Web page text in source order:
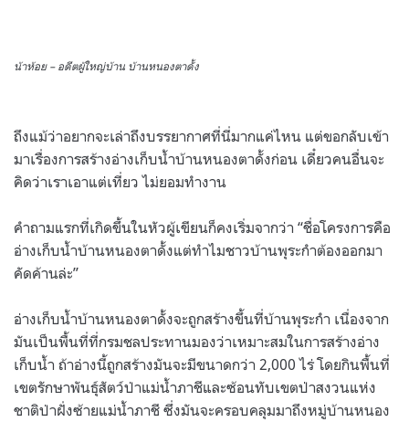
น้าห้อย – อดีตผู้ใหญ่บ้าน บ้านหนองตาดั้ง
ถึงแม้ว่าอยากจะเล่าถึงบรรยากาศที่นี่มากแค่ไหน แต่ขอกลับเข้า
มาเรื่องการสร้างอ่างเก็บน้ำบ้านหนองตาดั้งก่อน เดี๋ยวคนอื่นจะ
คิดว่าเราเอาแต่เที่ยว ไม่ยอมทำงาน
คำถามแรกที่เกิดขึ้นในหัวผู้เขียนก็คงเริ่มจากว่า “ชื่อโครงการคือ
อ่างเก็บน้ำบ้านหนองตาดั้งแต่ทำไมชาวบ้านพุระกำต้องออกมา
คัดค้านล่ะ”
อ่างเก็บน้ำบ้านหนองตาดั้งจะถูกสร้างขึ้นที่บ้านพุระกำ เนื่องจาก
มันเป็นพื้นที่ที่กรมชลประทานมองว่าเหมาะสมในการสร้างอ่าง
เก็บน้ำ ถ้าอ่างนี้ถูกสร้างมันจะมีขนาดกว่า 2,000 ไร่ โดยกินพื้นที่
เขตรักษาพันธุ์สัตว์ป่าแม่น้ำภาชีและซ้อนทับเขตป่าสงวนแห่ง
ชาติป่าฝั่งซ้ายแม่น้ำภาชี ซึ่งมันจะครอบคลุมมาถึงหมู่บ้านหนอง